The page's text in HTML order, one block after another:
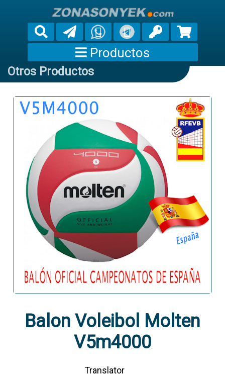
Productos
Otros Productos
Balon Voleibol Molten
V5m4000
Translator